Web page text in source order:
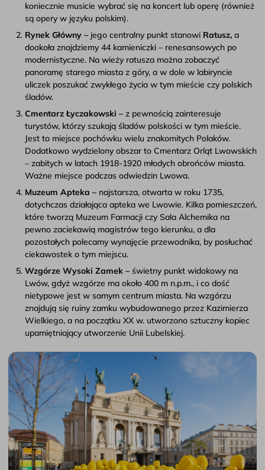
koniecznie musicie wybrać się na koncert lub operę (również
są opery w języku polskim).
Rynek Główny – jego centralny punkt stanowi Ratusz, a
dookoła znajdziemy 44 kamieniczki – renesansowych po
modernistyczne. Na wieży ratusza można zobaczyć
panoramę starego miasta z góry, a w dole w labiryncie
uliczek poszukać zwykłego życia w tym mieście czy polskich
śladów.
Cmentarz Łyczakowski – z pewnością zainteresuje
turystów, którzy szukają śladów polskości w tym mieście.
Jest to miejsce pochówku wielu znakomitych Polaków.
Dodatkowo wydzielony obszar to Cmentarz Orląt Lwowskich
– zabitych w latach 1918-1920 młodych obrońców miasta.
Ważne miejsce podczas odwiedzin Lwowa.
Muzeum Apteka – najstarsza, otwarta w roku 1735,
dotychczas działająca apteka we Lwowie. Kilka pomieszczeń,
które tworzą Muzeum Farmacji czy Sala Alchemika na
pewno zaciekawią magistrów tego kierunku, a dla
pozostałych polecamy wynajęcie przewodnika, by posłuchać
ciekawostek o tym miejscu.
Wzgórze Wysoki Zamek – świetny punkt widokowy na
Lwów, gdyż wzgórze ma około 400 m n.p.m., i co dość
nietypowe jest w samym centrum miasta. Na wzgórzu
znajdują się ruiny zamku wybudowanego przez Kazimierza
Wielkiego, a na początku XX w. utworzono sztuczny kopiec
upamiętniający utworzenie Unii Lubelskiej.